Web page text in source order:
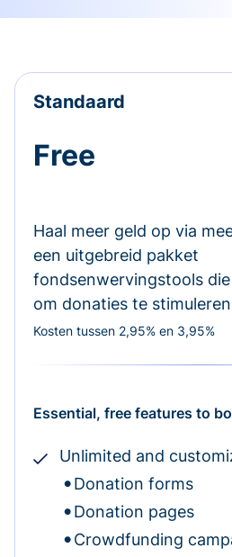
Standaard
Free
Haal meer geld op via
een uitgebreid pakket
fondsenwervingstools
om donaties te
Kosten tussen 2,95% en 3,95%
Essential, free features to
Unlimited and
Donation forms
Donation pages
Crowdfunding